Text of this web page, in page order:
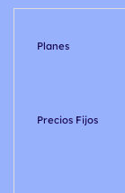
Planes
Precios Fijos